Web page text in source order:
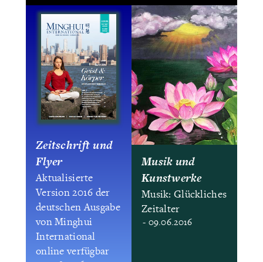
Zeitschrift und
Flyer
Aktualisierte
Version 2016 der
deutschen Ausgabe
von Minghui
International
online verfügbar
Musik und
Kunstwerke
Musik: Glückliches
Zeitalter
- 09.06.2016